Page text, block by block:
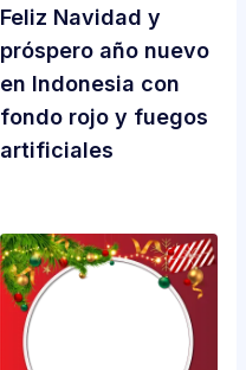
Feliz Navidad y
próspero año nuevo
en Indonesia con
fondo rojo y fuegos
artificiales